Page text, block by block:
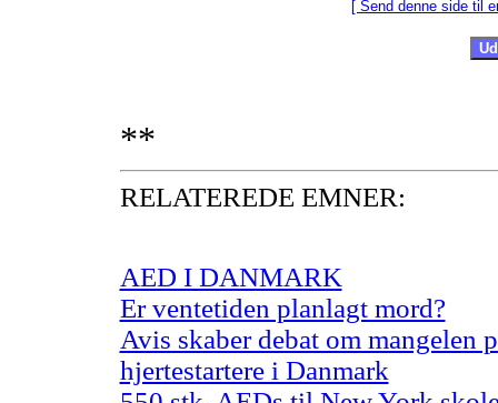
[ Send denne side til
**
RELATEREDE EMNER:
AED I DANMARK
Er ventetiden planlagt mord?
Avis skaber debat om mangelen
hjertestartere i Danmark